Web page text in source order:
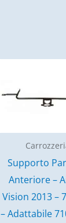
Supporto
Anteriore –
Vision 2013 –
– Adattabile